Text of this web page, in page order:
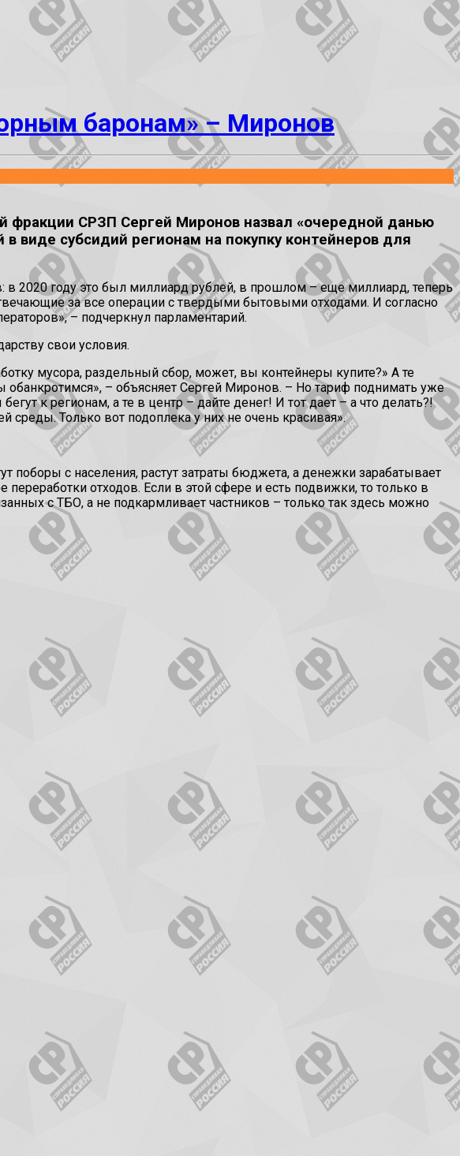
баронам» – Миронов
фракции СРЗП Сергей Миронов назвал «очередной данью
субсидий регионам на покупку контейнеров для
в 2020 году это был миллиард рублей, в прошлом – еще миллиард, теперь
за все операции с твердыми бытовыми отходами. И согласно
– подчеркнул парламентарий.
свои условия.
мусора, раздельный сбор, может, вы контейнеры купите?» А те
– объясняет Сергей Миронов. – Но тариф поднимать уже
к регионам, а те в центр – дайте денег! И тот дает – а что делать?!
Только вот подоплека у них не очень красивая».
поборы с населения, растут затраты бюджета, а денежки зарабатывает
отходов. Если в этой сфере и есть подвижки, то только в
с ТБО, а не подкармливает частников – только так здесь можно